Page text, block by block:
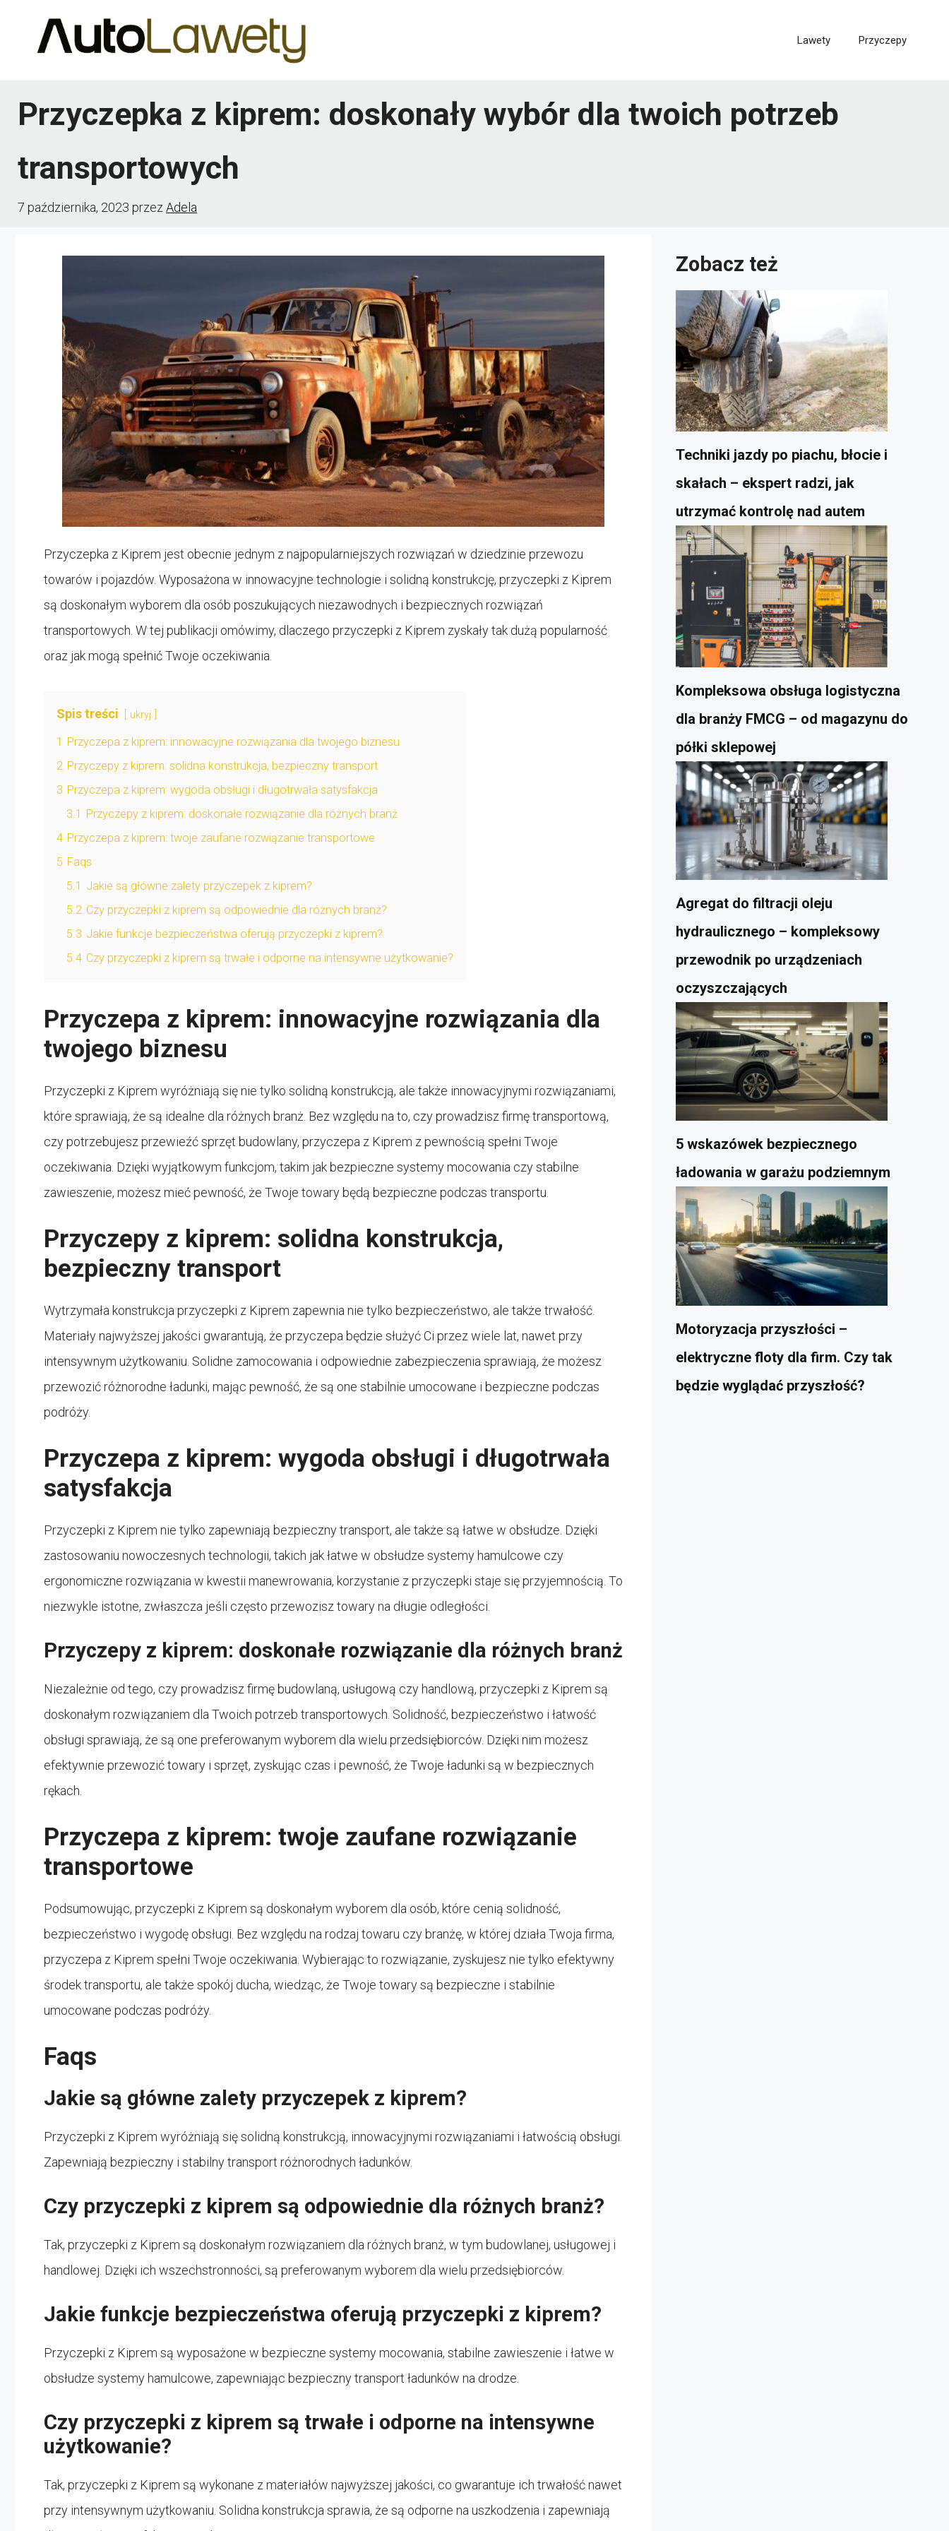
Lawety Przyczepy
Przyczepka z kiprem: doskonały wybór dla twoich potrzeb
transportowych
7 października, 2023 przez Adela
Przyczepka z Kiprem jest obecnie jednym z najpopularniejszych rozwiązań w dziedzinie przewozu
towarów i pojazdów. Wyposażona w innowacyjne technologie i solidną konstrukcję, przyczepki z Kiprem
są doskonałym wyborem dla osób poszukujących niezawodnych i bezpiecznych rozwiązań
transportowych. W tej publikacji omówimy, dlaczego przyczepki z Kiprem zyskały tak dużą popularność
oraz jak mogą spełnić Twoje oczekiwania.
Spis treści ukryj
1
Przyczepa z kiprem: innowacyjne rozwiązania dla twojego biznesu
2 Przyczepy z kiprem: solidna konstrukcja, bezpieczny transport
3 Przyczepa z kiprem: wygoda obsługi i długotrwała satysfakcja
3.1
Przyczepy z kiprem: doskonałe rozwiązanie dla różnych branż
4 Przyczepa z kiprem: twoje zaufane rozwiązanie transportowe
5 Faqs
5.1 Jakie są główne zalety przyczepek z kiprem?
5.2 Czy przyczepki z kiprem są odpowiednie dla różnych branż?
5.3 Jakie funkcje bezpieczeństwa oferują przyczepki z kiprem?
5.4 Czy przyczepki z kiprem są trwałe i odporne na intensywne użytkowanie?
Przyczepa z kiprem: innowacyjne rozwiązania dla
twojego biznesu
Przyczepki z Kiprem wyróżniają się nie tylko solidną konstrukcją, ale także innowacyjnymi rozwiązaniami,
które sprawiają, że są idealne dla różnych branż. Bez względu na to, czy prowadzisz firmę transportową,
czy potrzebujesz przewieźć sprzęt budowlany, przyczepa z Kiprem z pewnością spełni Twoje
oczekiwania. Dzięki wyjątkowym funkcjom, takim jak bezpieczne systemy mocowania czy stabilne
zawieszenie, możesz mieć pewność, że Twoje towary będą bezpieczne podczas transportu.
Przyczepy z kiprem: solidna konstrukcja,
bezpieczny transport
Wytrzymała konstrukcja przyczepki z Kiprem zapewnia nie tylko bezpieczeństwo, ale także trwałość.
Materiały najwyższej jakości gwarantują, że przyczepa będzie służyć Ci przez wiele lat, nawet przy
intensywnym użytkowaniu. Solidne zamocowania i odpowiednie zabezpieczenia sprawiają, że możesz
przewozić różnorodne ładunki, mając pewność, że są one stabilnie umocowane i bezpieczne podczas
podróży.
Przyczepa z kiprem: wygoda obsługi i długotrwała
satysfakcja
Przyczepki z Kiprem nie tylko zapewniają bezpieczny transport, ale także są łatwe w obsłudze. Dzięki
zastosowaniu nowoczesnych technologii, takich jak łatwe w obsłudze systemy hamulcowe czy
ergonomiczne rozwiązania w kwestii manewrowania, korzystanie z przyczepki staje się przyjemnością. To
niezwykle istotne, zwłaszcza jeśli często przewozisz towary na długie odległości.
Przyczepy z kiprem: doskonałe rozwiązanie dla różnych branż
Niezależnie od tego, czy prowadzisz firmę budowlaną, usługową czy handlową, przyczepki z Kiprem są
doskonałym rozwiązaniem dla Twoich potrzeb transportowych. Solidność, bezpieczeństwo i łatwość
obsługi sprawiają, że są one preferowanym wyborem dla wielu przedsiębiorców. Dzięki nim możesz
efektywnie przewozić towary i sprzęt, zyskując czas i pewność, że Twoje ładunki są w bezpiecznych
rękach.
Przyczepa z kiprem: twoje zaufane rozwiązanie
transportowe
Podsumowując, przyczepki z Kiprem są doskonałym wyborem dla osób, które cenią solidność,
bezpieczeństwo i wygodę obsługi. Bez względu na rodzaj towaru czy branżę, w której działa Twoja firma,
przyczepa z Kiprem spełni Twoje oczekiwania. Wybierając to rozwiązanie, zyskujesz nie tylko efektywny
środek transportu, ale także spokój ducha, wiedząc, że Twoje towary są bezpieczne i stabilnie
umocowane podczas podróży.
Faqs
Jakie są główne zalety przyczepek z kiprem?
Przyczepki z Kiprem wyróżniają się solidną konstrukcją, innowacyjnymi rozwiązaniami i łatwością obsługi.
Zapewniają bezpieczny i stabilny transport różnorodnych ładunków.
Czy przyczepki z kiprem są odpowiednie dla różnych branż?
Tak, przyczepki z Kiprem są doskonałym rozwiązaniem dla różnych branż, w tym budowlanej, usługowej i
handlowej. Dzięki ich wszechstronności, są preferowanym wyborem dla wielu przedsiębiorców.
Jakie funkcje bezpieczeństwa oferują przyczepki z kiprem?
Przyczepki z Kiprem są wyposażone w bezpieczne systemy mocowania, stabilne zawieszenie i łatwe w
obsłudze systemy hamulcowe, zapewniając bezpieczny transport ładunków na drodze.
Czy przyczepki z kiprem są trwałe i odporne na intensywne
użytkowanie?
Tak, przyczepki z Kiprem są wykonane z materiałów najwyższej jakości, co gwarantuje ich trwałość nawet
przy intensywnym użytkowaniu. Solidna konstrukcja sprawia, że są odporne na uszkodzenia i zapewniają
Zobacz też
Techniki jazdy po piachu, błocie i
skałach – ekspert radzi, jak
utrzymać kontrolę nad autem
Kompleksowa obsługa logistyczna
dla branży FMCG – od magazynu do
półki sklepowej
Agregat do filtracji oleju
hydraulicznego – kompleksowy
przewodnik po urządzeniach
oczyszczających
5 wskazówek bezpiecznego
ładowania w garażu podziemnym
Motoryzacja przyszłości –
elektryczne floty dla firm. Czy tak
będzie wyglądać przyszłość?